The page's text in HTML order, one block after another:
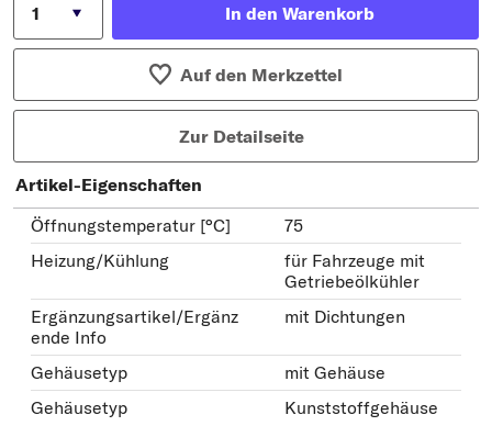
In den Warenkorb
Auf den Merkzettel
Zur Detailseite
Artikel-Eigenschaften
Öffnungstemperatur [°C]
75
Heizung/Kühlung
für Fahrzeuge mit
Getriebeölkühler
Ergänzungsartikel/Ergänz
ende Info
mit Dichtungen
Gehäusetyp
mit Gehäuse
Gehäusetyp
Kunststoffgehäuse